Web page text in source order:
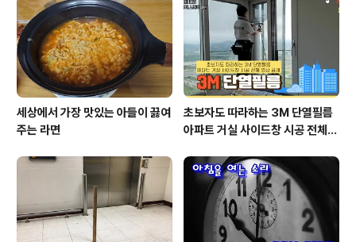
세상에서 가장 맛있는 아들이 끓여
주는 라면
초보자도 따라하는 3M 단열필름
아파트 거실 사이드창 시공 전체